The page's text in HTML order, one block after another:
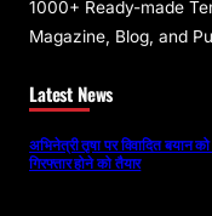
1000+ Ready-made
Magazine, Blog, and
Latest News
अभिनेत्री तृषा पर विवादित बयान
गिरफ्तार होने को तैयार